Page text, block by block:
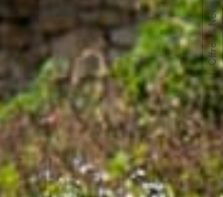
Offres & News